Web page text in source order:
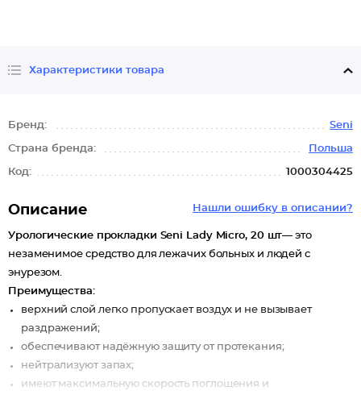
Характеристики товара
Бренд: Seni
Страна бренда: Польша
Код: 1000304425
Нашли ошибку в описании?
Описание
Урологические прокладки Seni Lady Micro, 20 шт— это
незаменимое средство для лежачих больных и людей с
энурезом.
Преимущества:
верхний слой легко пропускает воздух и не вызывает
раздражений;
обеспечивают надёжную защиту от протекания;
нейтрализуют запах;
имеют максимальную скорость поглощения и